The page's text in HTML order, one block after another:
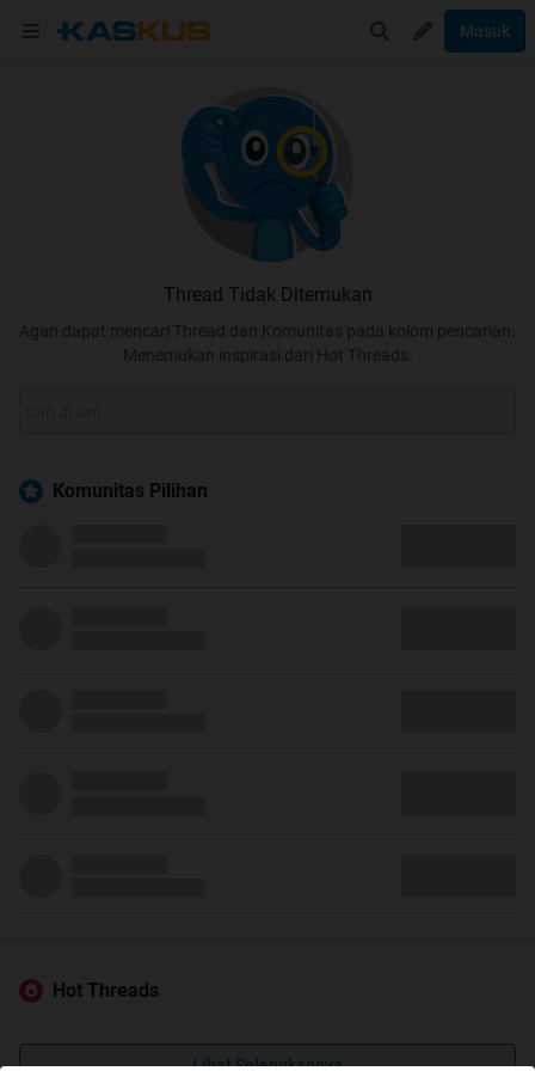
Masuk
Thread Tidak Ditemukan
Agan dapat mencari Thread dan Komunitas pada kolom pencarian.
Menemukan inspirasi dari Hot Threads.
Komunitas Pilihan
Hot Threads
Lihat Selengkapnya